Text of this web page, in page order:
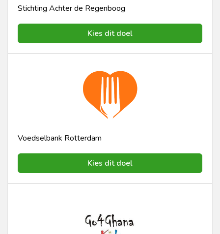
Stichting Achter de Regenboog
Kies dit doel
Voedselbank Rotterdam
Kies dit doel